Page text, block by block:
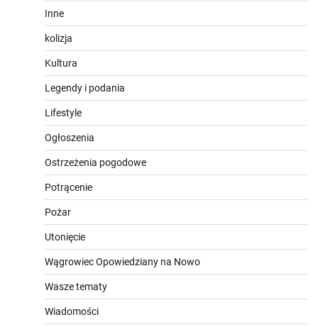
Inne
kolizja
Kultura
Legendy i podania
Lifestyle
Ogłoszenia
Ostrzeżenia pogodowe
Potrącenie
Pożar
Utonięcie
Wągrowiec Opowiedziany na Nowo
Wasze tematy
Wiadomości